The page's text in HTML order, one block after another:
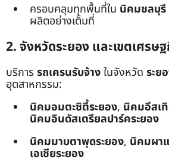
ครอบคลุมทุกพื้นที่ใน นิคมชลบุรี
ผลิตอย่างเต็มที่
2. จังหวัดระยอง และเขตเศรษ
บริการ รถเครนรับจ้างในจังหวัด ระย
อุตสาหกรรม:
นิคมอมตะซิตี้ระยอง, นิคมอีสเ
นิคมอินดัสเตรียลปาร์คระยอง
นิคมมาบตาพุดระยอง, นิคมผา
เอเชียระยอง